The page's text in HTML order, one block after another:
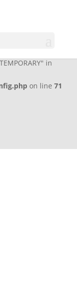
in
in
on line 71